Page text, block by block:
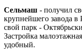
Сельмаш - получил
крупнейшего завода в
свой парк -
Застройка
удобный.